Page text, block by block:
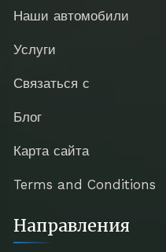
Наши автомобили
Услуги
Связаться с
Блог
Карта сайта
Terms and Conditions
Направления